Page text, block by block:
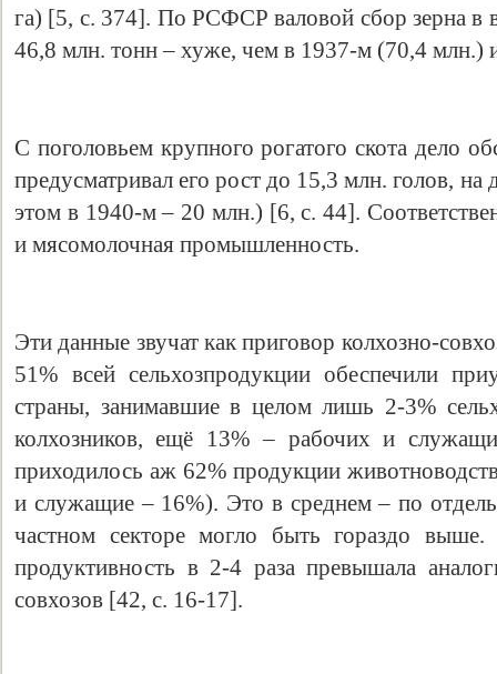
га) [5, c. 374]. По РСФСР валовой сбор зерна в
46,8 млн. тонн – хуже, чем в 1937-м (70,4 млн.)
С поголовьем крупного рогатого скота дело
предусматривал его рост до 15,3 млн. голов,
этом в 1940-м – 20 млн.) [6, c. 44].
и мясомолочная промышленность.
Эти данные звучат как приговор колхозно-
51% всей сельхозпродукции обеспечили
страны, занимавшие в целом лишь 2-3%
колхозников, ещё 13% – рабочих и
приходилось аж 62% продукции
и служащие – 16%). Это в среднем – по
частном секторе могло быть гораздо выше.
продуктивность в 2-4 раза превышала
совхозов [42, c. 16-17].